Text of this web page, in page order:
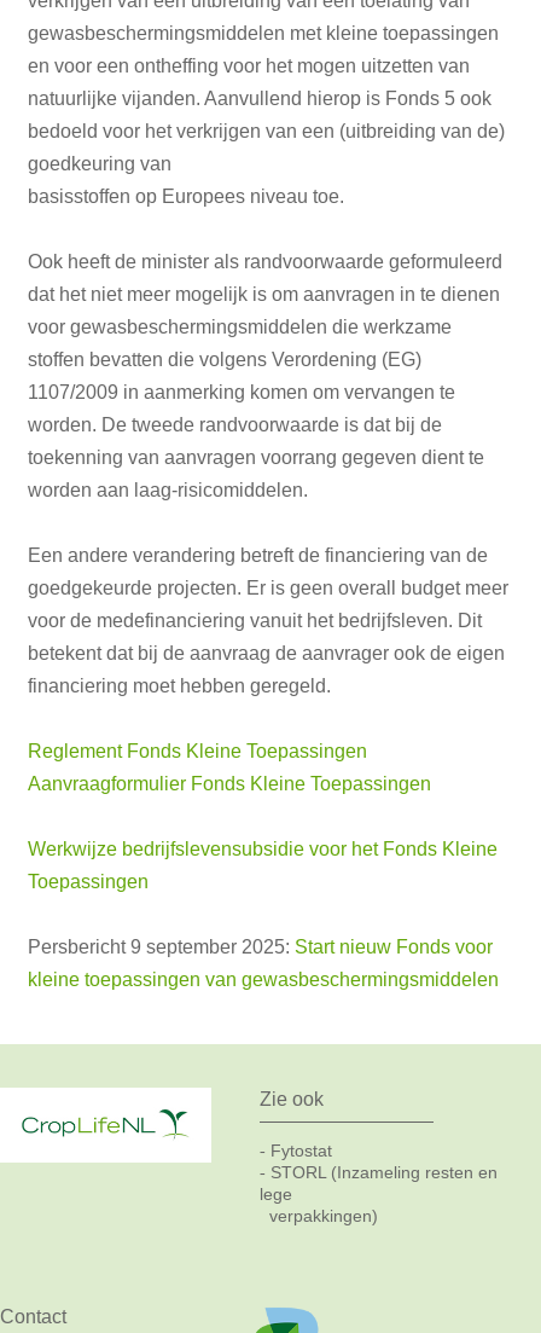
gewasbeschermingsmiddelen met kleine toepassingen
en voor een ontheffing voor het mogen uitzetten van
natuurlijke vijanden. Aanvullend hierop is Fonds 5 ook
bedoeld voor het verkrijgen van een (uitbreiding van de)
goedkeuring van
basisstoffen op Europees niveau toe.
Ook heeft de minister als randvoorwaarde geformuleerd
dat het niet meer mogelijk is om aanvragen in te dienen
voor gewasbeschermingsmiddelen die werkzame
stoffen bevatten die volgens Verordening (EG)
1107/2009 in aanmerking komen om vervangen te
worden. De tweede randvoorwaarde is dat bij de
toekenning van aanvragen voorrang gegeven dient te
worden aan laag-risicomiddelen.
Een andere verandering betreft de financiering van de
goedgekeurde projecten. Er is geen overall budget meer
voor de medefinanciering vanuit het bedrijfsleven. Dit
betekent dat bij de aanvraag de aanvrager ook de eigen
financiering moet hebben geregeld.
Reglement Fonds Kleine Toepassingen
Aanvraagformulier Fonds Kleine Toepassingen
Werkwijze bedrijfslevensubsidie voor het Fonds Kleine
Toepassingen
Persbericht 9 september 2025: Start nieuw Fonds voor
kleine toepassingen van gewasbeschermingsmiddelen
Zie ook
- Fytostat
- STORL (Inzameling resten en
lege
verpakkingen)
Contact